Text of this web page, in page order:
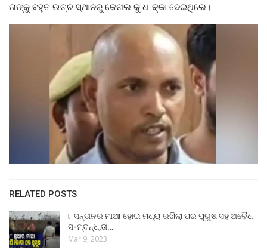
ତାଙ୍କୁ ବହୁତ ଉଚ୍ଚ ସ୍ଥାନରୁ କେନାଲ କୁ ଧ-କ୍କା ଦେଇଥିଲେ।
RELATED POSTS
୮ ସନ୍ତାନର ମାଆ ହୋଇ ମଧ୍ୟ ରଖିଲା ପର ପୁରୁଷ ସହ ଅବୈଧ
ସ-ମ୍ବନ୍ଧ,ତା…
Mar 9, 2023